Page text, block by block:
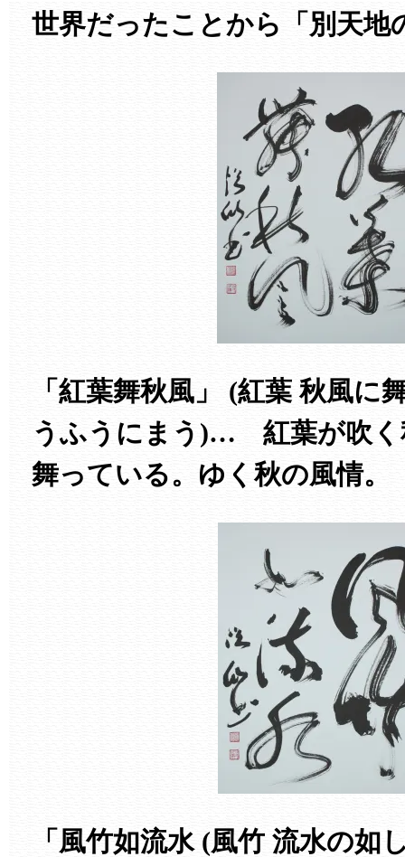
世界だったことから「別天地
「紅葉舞秋風」 (紅葉 秋風に
うふうにまう)… 紅葉が吹く
舞っている。ゆく秋の風情。
「風竹如流水 (風竹 流水の如